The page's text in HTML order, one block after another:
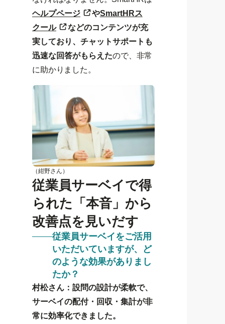
ヘルプページ
やSmartHRス
クール
などのコンテンツが充
実しており、チャットサポートも
迅速な回答がもらえたので、非常
に助かりました。
（紺野さん）
従業員サーベイで得
られた「本音」から
改善点を見いだす
従業員サーベイをご活用
いただいていますが、ど
のような効果がありまし
たか？
村松さん：設問の設計が柔軟で、
サーベイの配付・回収・集計が非
常に効率化できました。